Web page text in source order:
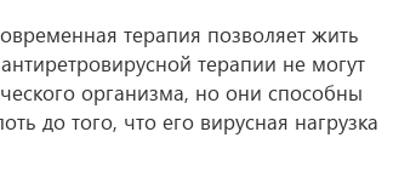
терапия позволяет жить
терапии не могут
организма, но они способны
до того, что его вирусная нагрузка